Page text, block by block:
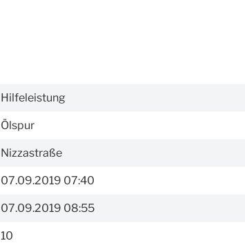
Hilfeleistung
Ölspur
Nizzastraße
07.09.2019 07:40
07.09.2019 08:55
10